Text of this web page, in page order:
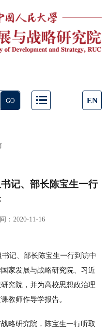
EN
记、部长陈宝生一行
：2020-11-16
记、部长陈宝生一行到访中
家发展与战略研究院、习近
究院，并为高校思想政治理
教师作导学报告。
略研究院，陈宝生一行听取